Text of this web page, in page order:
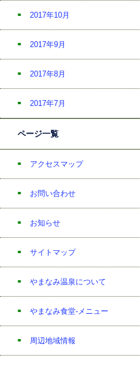
2017年10月
2017年9月
2017年8月
2017年7月
ページ一覧
アクセスマップ
お問い合わせ
お知らせ
サイトマップ
やまなみ温泉について
やまなみ食堂-メニュー
周辺地域情報